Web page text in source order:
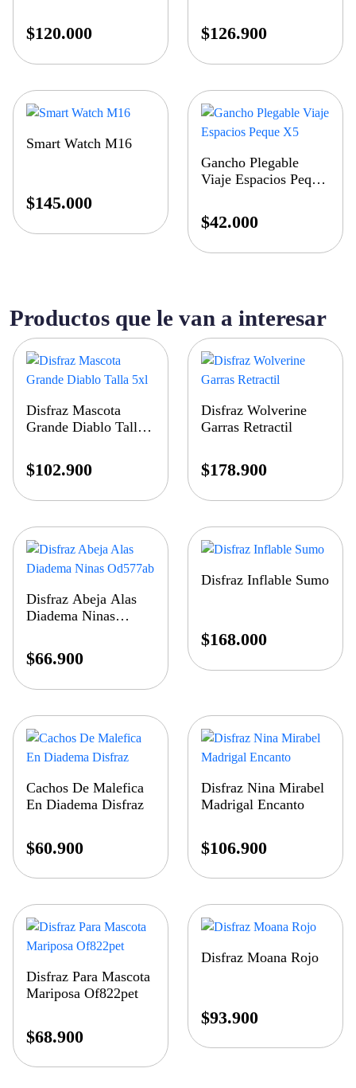
$120.000 $126.900
Smart Watch M16
$145.000
Gancho Plegable
Viaje Espacios Peque
$42.000
Productos que le van a interesar
Disfraz Mascota
Grande Diablo Talla
$102.900
Disfraz Wolverine
Garras Retractil
$178.900
Disfraz Abeja Alas
Diadema Ninas
$66.900
Disfraz Inflable Sumo
$168.000
Cachos De Malefica
En Diadema Disfraz
$60.900
Disfraz Nina Mirabel
Madrigal Encanto
$106.900
Disfraz Para Mascota
Mariposa Of822pet
$68.900
Disfraz Moana Rojo
$93.900